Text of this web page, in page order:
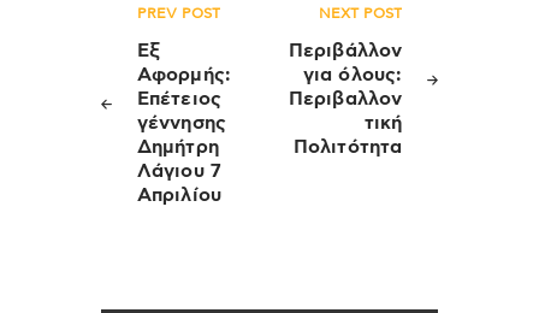
Πλοήγηση
άρθρων
PREV POST
Εξ
Αφορμής:
Επέτειος
γέννησης
Δημήτρη
Λάγιου 7
Απριλίου
NEXT POST
Περιβάλλον
για όλους:
Περιβαλλον
τική
Πολιτότητα